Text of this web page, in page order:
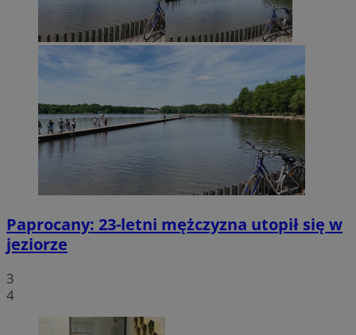
Paprocany: 23-letni mężczyzna utopił się w
jeziorze
3
4